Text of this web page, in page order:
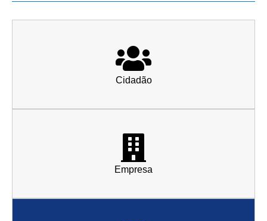
Cidadão
Empresa